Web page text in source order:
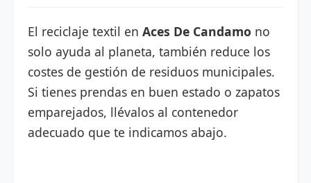
El reciclaje textil en Aces De Candamo no
solo ayuda al planeta, también reduce los
costes de gestión de residuos municipales.
Si tienes prendas en buen estado o zapatos
emparejados, llévalos al contenedor
adecuado que te indicamos abajo.